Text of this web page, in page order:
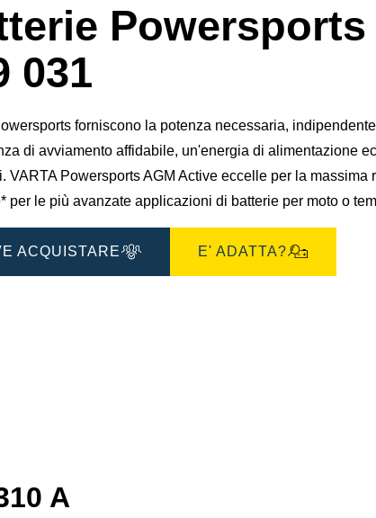
di
dialogo
Powersports
031
forniscono la potenza necessaria,
di avviamento affidabile, un'energia di alimentazione
VARTA Powersports AGM Active eccelle per la
per le più avanzate applicazioni di batterie per moto o
ACQUISTARE E' ADATTA?
A